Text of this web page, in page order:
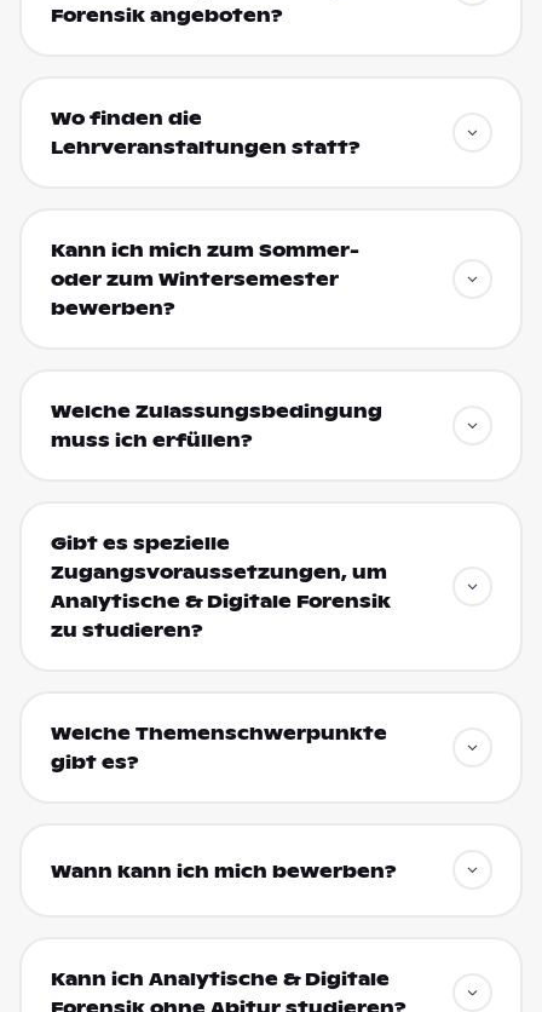
Forensik angeboten?
Wo finden die
Lehrveranstaltungen statt?
Kann ich mich zum Sommer-
oder zum Wintersemester
bewerben?
Welche Zulassungsbedingung
muss ich erfüllen?
Gibt es spezielle
Zugangsvoraussetzungen, um
Analytische & Digitale Forensik
zu studieren?
Welche Themenschwerpunkte
gibt es?
Wann kann ich mich bewerben?
Kann ich Analytische & Digitale